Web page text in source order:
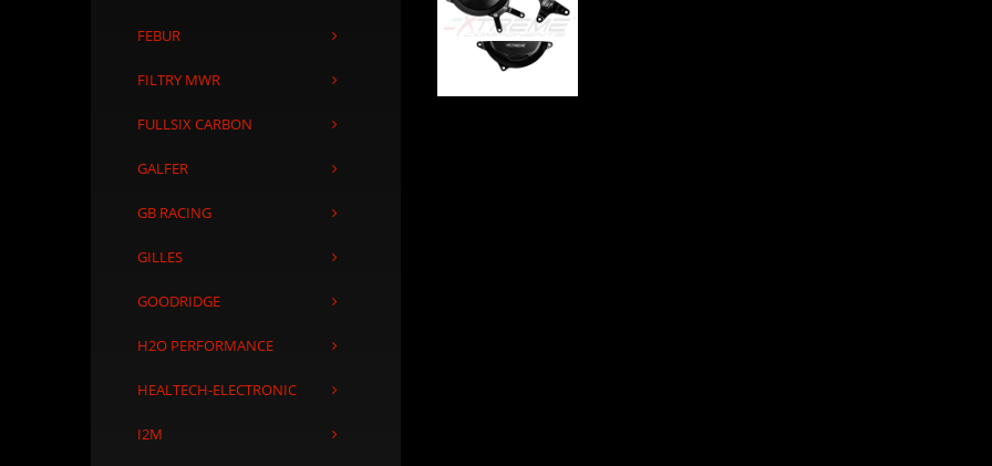
FEBUR
FILTRY MWR
FULLSIX CARBON
GALFER
GB RACING
GILLES
GOODRIDGE
H2O PERFORMANCE
HEALTECH-ELECTRONIC
I2M